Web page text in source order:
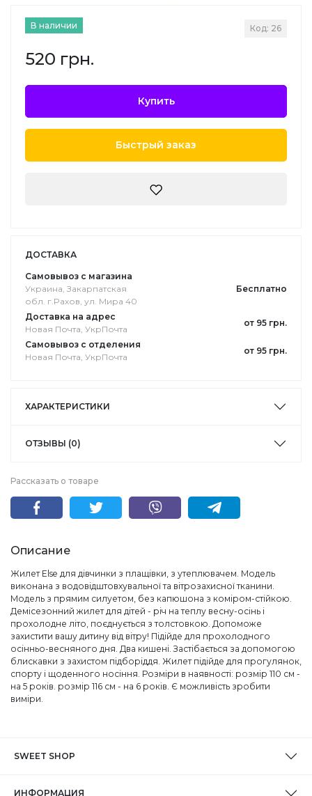
В наличии Код: 26
520 грн.
Купить
Быстрый заказ
ДОСТАВКА
Самовывоз с магазина
Украина, Закарпатская
обл. г.Pахов, ул. Мира 40
Бесплатно
Доставка на адрес
Новая Почта, УкрПочта
от 95 грн.
Самовывоз с отделения
Новая Почта, УкрПочта
от 95 грн.
ХАРАКТЕРИСТИКИ
ОТЗЫВЫ (0)
Рассказать о товаре
Описание
Жилет Else для дівчинки з плащівки, з утеплювачем. Модель
виконана з водовідштовхувальної та вітрозахисної тканини.
Модель з прямим силуетом, без капюшона з коміром-стійкою.
Демісезонний жилет для дітей - річ на теплу весну-осінь і
прохолодне літо, поєднується з толстовкою. Допоможе
захистити вашу дитину від вітру! Підійде для прохолодного
осінньо-весняного дня. Два кишені. Застібається за допомогою
блискавки з захистом підборіддя. Жилет підійде для прогулянок,
спорту і щоденного носіння. Розміри в наявності: розмір 110 см -
на 5 років. розмір 116 см - на 6 років. Є можливість зробити
виміри.
SWEET SHOP
ИНФОРМАЦИЯ